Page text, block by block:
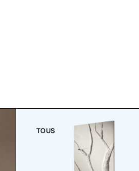
TOUS